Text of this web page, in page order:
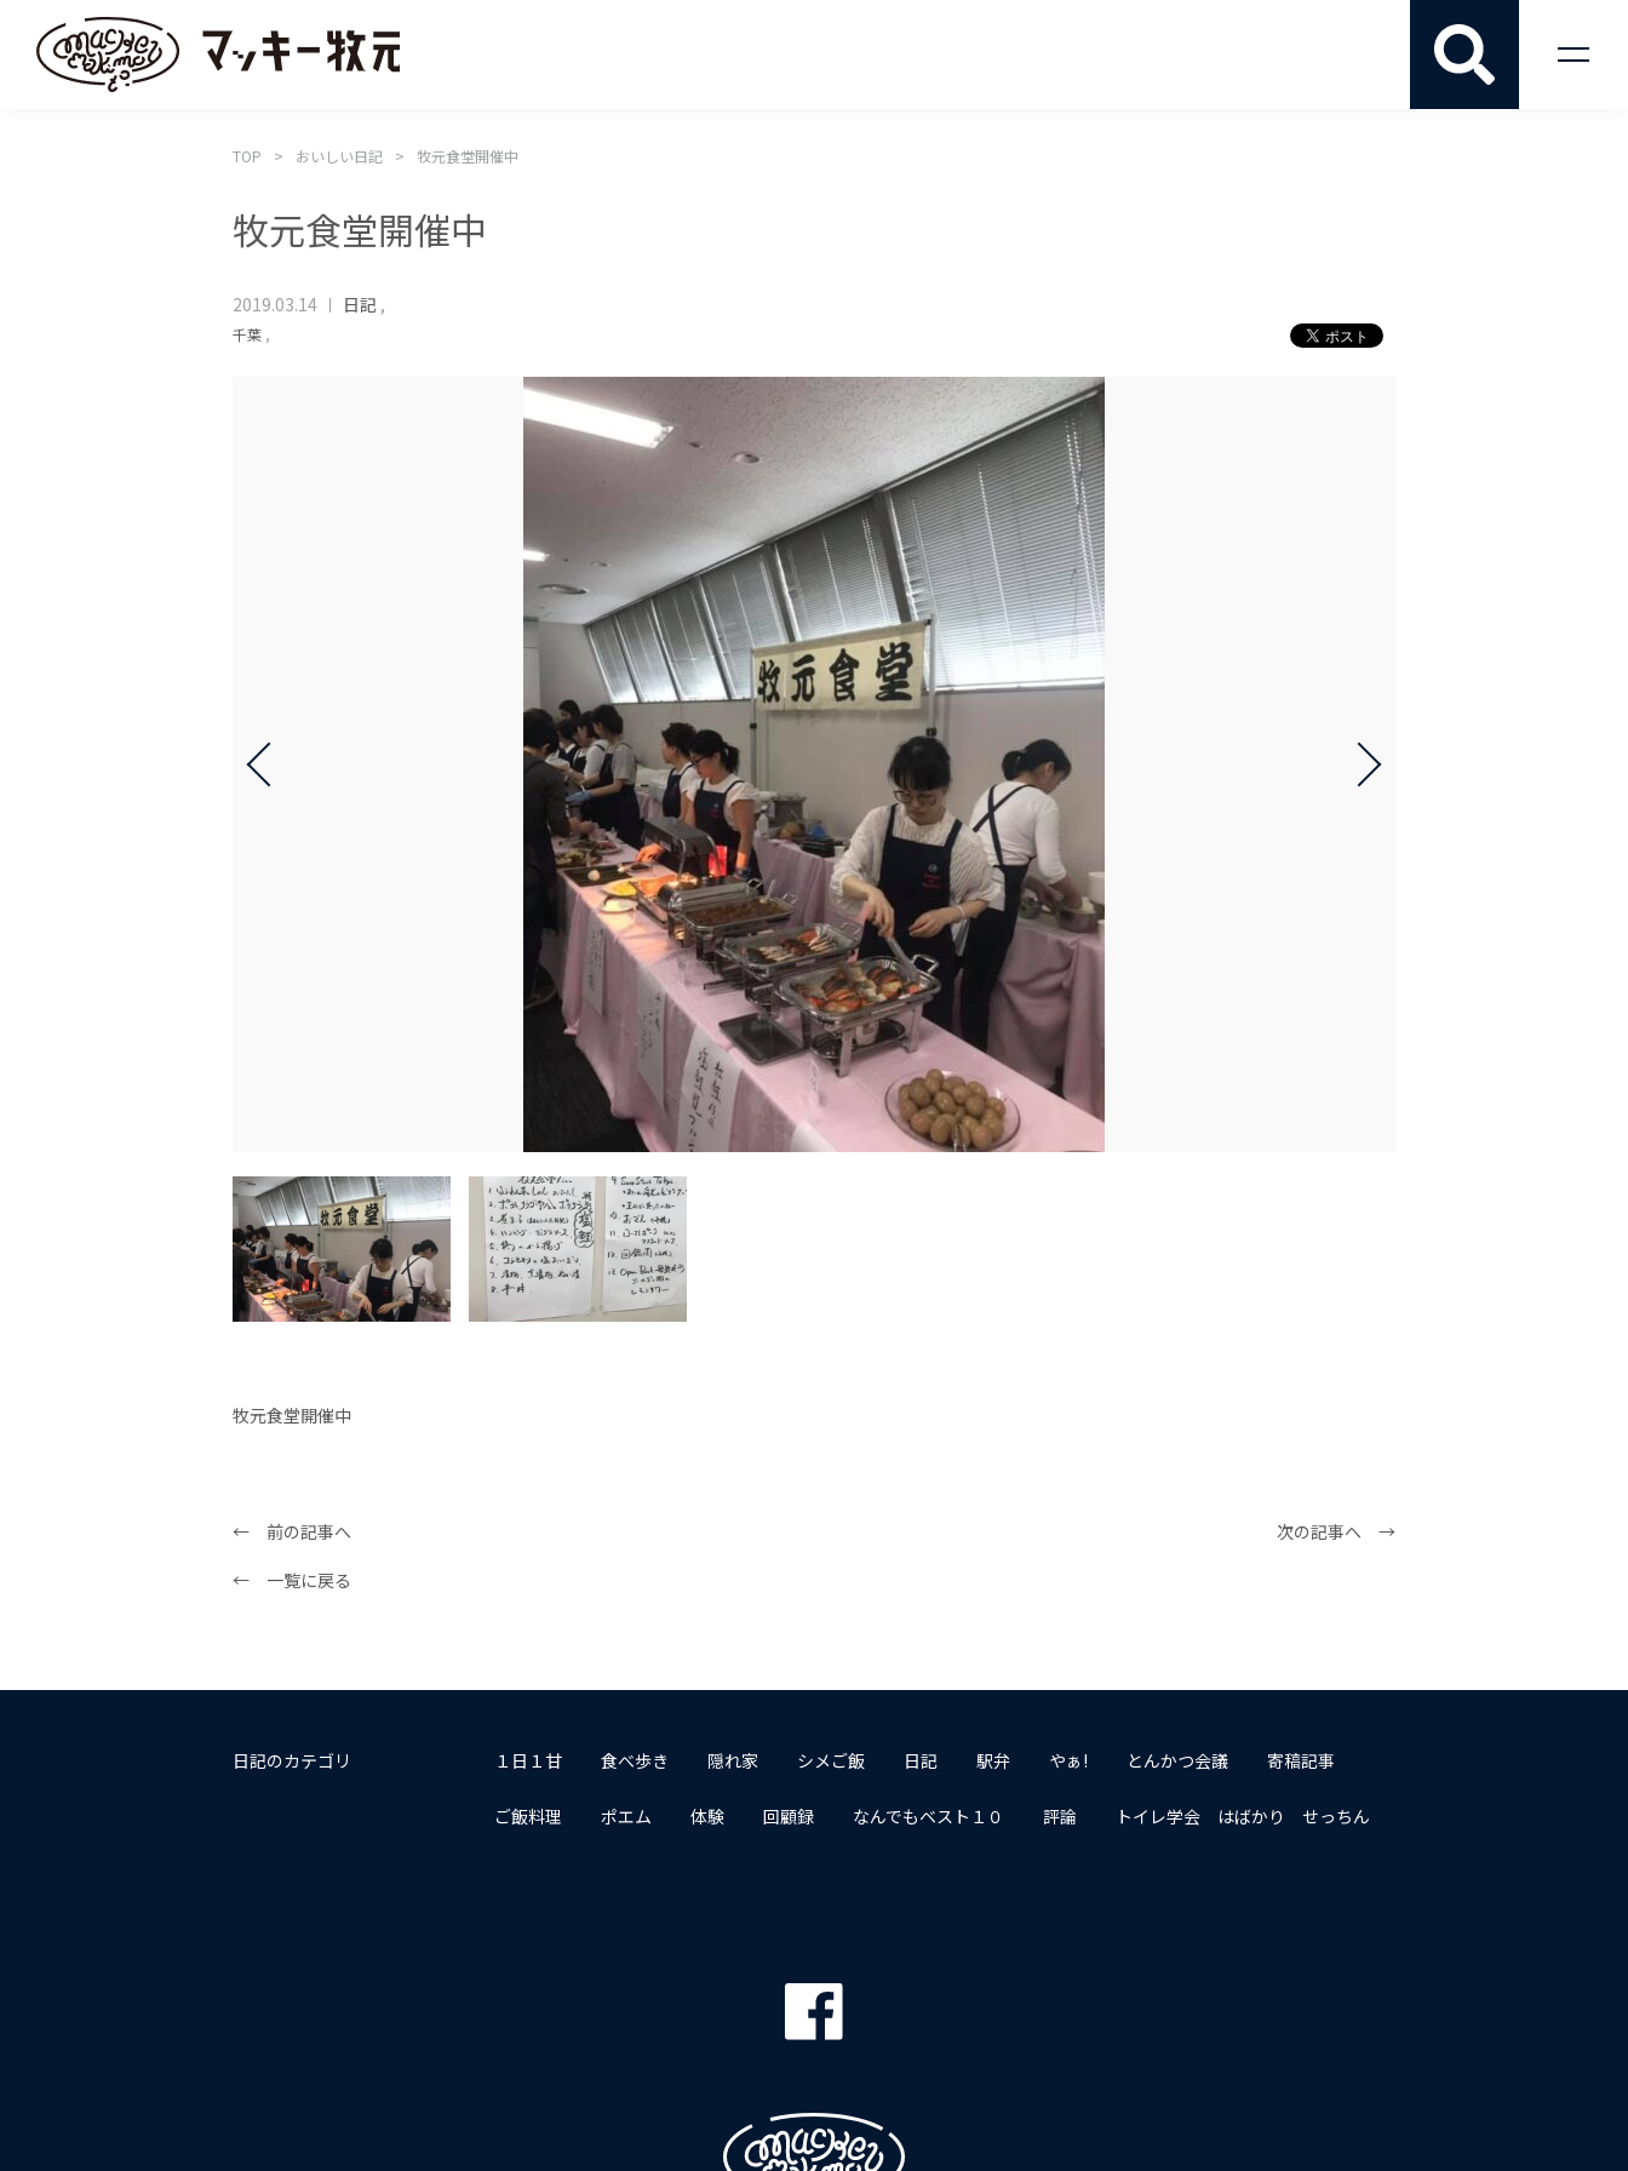
TOP おいしい日記 牧元食堂開催中
牧元食堂開催中
2019.03.14 日記 ,
千葉 ,
牧元食堂開催中
← 前の記事へ
次の記事へ →
← 一覧に戻る
日記のカテゴリ １日１甘 食べ歩き 隠れ家 シメご飯 日記 駅弁 やぁ! とんかつ会議 寄稿記事
ご飯料理 ポエム 体験 回顧録 なんでもベスト１０ 評論 トイレ学会 はばかり せっちん